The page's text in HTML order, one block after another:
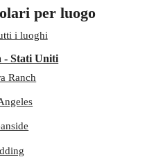
per luogo
i luoghi
- Stati Uniti
Ranch